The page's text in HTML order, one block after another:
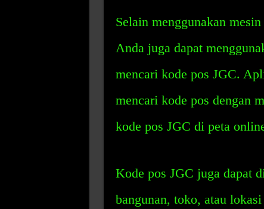
Selain menggunakan
Anda juga dapat
mencari kode pos JGC.
mencari kode pos dengan
kode pos JGC di peta
Kode pos JGC juga dapat
bangunan, toko, atau